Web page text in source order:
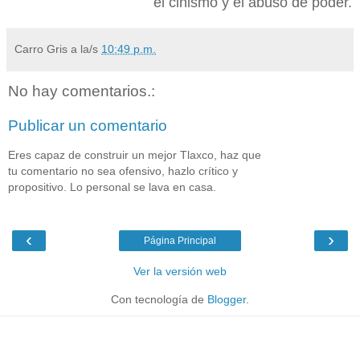
Carro Gris a la/s 10:49 p.m.
No hay comentarios.:
Publicar un comentario
Eres capaz de construir un mejor Tlaxco, haz que
tu comentario no sea ofensivo, hazlo crítico y
propositivo. Lo personal se lava en casa.
‹ ›
Página Principal
Ver la versión web
Con tecnología de Blogger.